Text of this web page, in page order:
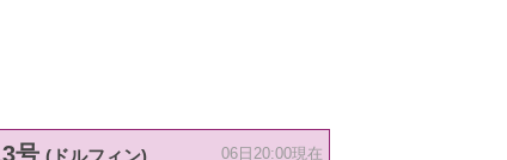
号 (ドルフィン) 06日20:00現在